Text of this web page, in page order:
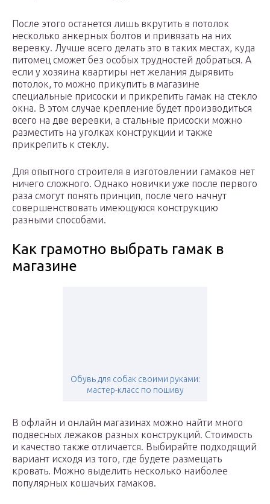
После этого останется лишь вкрутить в потолок
несколько анкерных болтов и привязать на них
веревку. Лучше всего делать это в таких местах, куда
питомец сможет без особых трудностей добраться. А
если у хозяина квартиры нет желания дырявить
потолок, то можно прикупить в магазине
специальные присоски и прикрепить гамак на стекло
окна. В этом случае крепление будет производиться
всего на две веревки, а стальные присоски можно
разместить на уголках конструкции и также
прикрепить к стеклу.
Для опытного строителя в изготовлении гамаков нет
ничего сложного. Однако новички уже после первого
раза смогут понять принцип, после чего начнут
совершенствовать имеющуюся конструкцию
разными способами.
Как грамотно выбрать гамак в
магазине
Обувь для собак своими руками:
мастер-класс по пошиву
В офлайн и онлайн магазинах можно найти много
подвесных лежаков разных конструкций. Стоимость
и качество также отличается. Выбирайте подходящий
вариант исходя из того, где будете размещать
кровать. Можно выделить несколько наиболее
популярных кошачьих гамаков.